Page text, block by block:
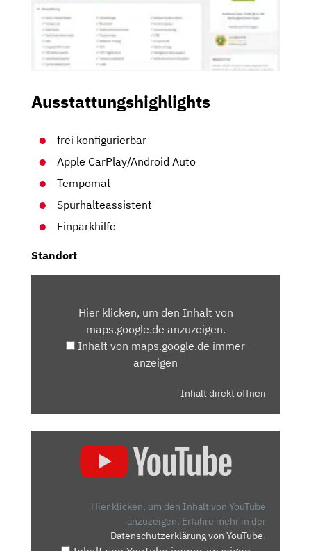
Ausstattungshighlights
frei konfigurierbar
Apple CarPlay/Android Auto
Tempomat
Spurhalteassistent
Einparkhilfe
Standort
MAPS.GOOGLE.DEHier klicken, um den Inhalt von
maps.google.de anzuzeigen.
Inhalt von maps.google.de immer
anzeigen
Inhalt direkt öffnen
KLEINWAGENHier klicken, um den Inhalt von YouTube
anzuzeigen. Erfahre mehr in der
Datenschutzerklärung von YouTube.